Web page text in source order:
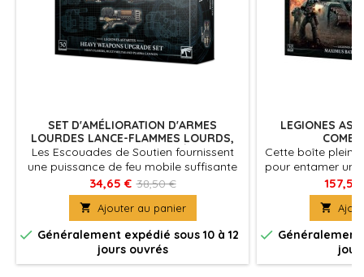
SET D'AMÉLIORATION D'ARMES
LOURDES LANCE-FLAMMES LOURDS,
MULTIFUSEURS ET CANONS À PLASMA
Les Escouades de Soutien fournissent
une puissance de feu mobile suffisante
pour abattre des hordes de troupes
ennemies ou pour pulvériser les
véhicules blindés dans une grêle de tirs,
combinant des armes dévastatrices à
la flexibilité d'un fantassin.
34,65 € 38,50 €
 Ajouter au panier
 Généralement expédié sous 10 à 12
jours ouvrés
LEGIONES
Cette boîte
pour entamer
Legiones
armée
ennemis
Warhammer:
en faisant des
un achat des
s'articule

 Généralement